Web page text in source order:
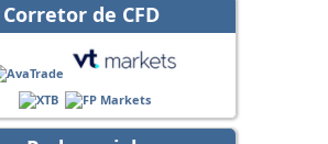
Corretor de CFD